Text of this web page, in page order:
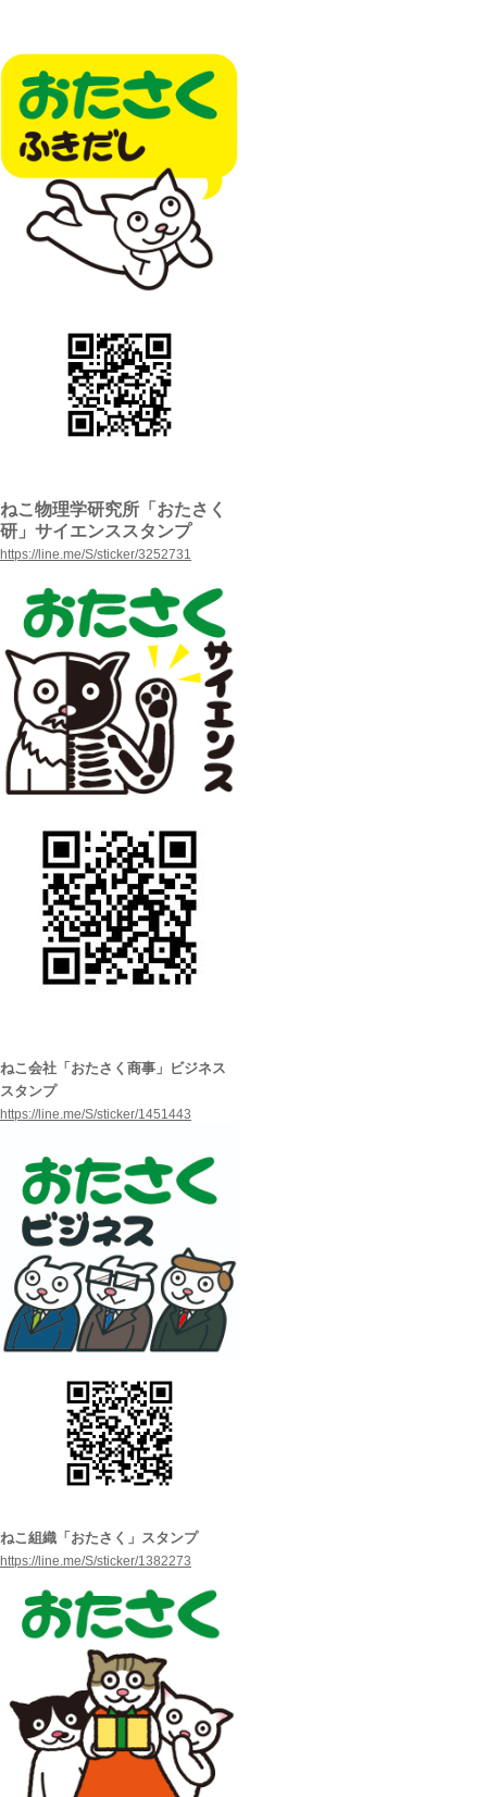
ねこ物理学研究所「おたさく
研」サイエンススタンプ
https://line.me/S/sticker/3252731
ねこ会社「おたさく商事」ビジネス
スタンプ
https://line.me/S/sticker/1451443
ねこ組織「おたさく」スタンプ
https://line.me/S/sticker/1382273